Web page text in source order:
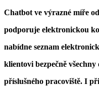
Chatbot ve výrazné míře
podporuje elektronickou
nabídne seznam
klientovi bezpečně
příslušného pracoviště. I